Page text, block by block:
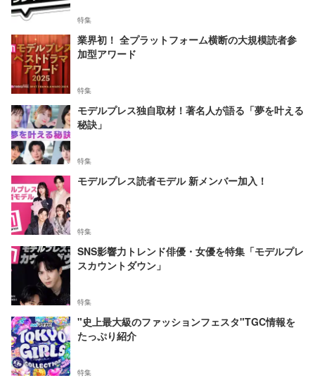
特集
業界初！ 全プラットフォーム横断の大規模読者参
加型アワード
特集
モデルプレス独自取材！著名人が語る「夢を叶える
秘訣」
特集
モデルプレス読者モデル 新メンバー加入！
特集
SNS影響力トレンド俳優・女優を特集「モデルプレ
スカウントダウン」
特集
"史上最大級のファッションフェスタ"TGC情報を
たっぷり紹介
特集